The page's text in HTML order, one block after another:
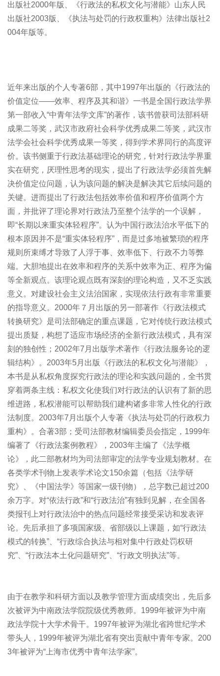
出版社2000年版、《行政法的私权文化与潜能》山东人民
出版社2003版、《执法与处罚的行政权重构》法律出版社2
004年版等。
近年来出版的个人专著6部，其中1997年出版的《行政法的
价值定位——效率、程序及其和谐》一书是全国行政法学界
第一部收入“中青年法学文库”的著作，该书曾获司法部科研
成果二等奖，武汉市政府社会科学优秀成果二等奖，武汉市
法学会社会科学优秀成果一等奖，得到学术界同行的高度评
价。该书侧重于行政法基础理论的研究，针对行政法学界重
实在研究，厌理性思考的现实，提出了行政法学必须首先解
决价值定位问题，认为该问题的解决是解决其它后续问题的
关键。进而提出了行政法包括效率价值和程序价值两个方
面，并批评了理论界对行政法乃至整个法学的一个误解，
即“长期以来重实体轻程序”。认为中国行政法治水平低下的
根本原因并不是“重实体轻程序”，而是过多地被繁琐的程序
规则所束缚才导致了人浮于事、效率低下、行政不力等弊
端。大胆地提出在效率和程序的关系中效率为正、程序为偏
等全新观点。该理论观点既有深刻的理论构造，又不乏实践
意义。对建设社会主义法治国家，实现依法行政有非常重要
的指导意义。2000年７月出版的另一部著作《行政法模式
转换研究》是司法部确定的重点课题，它对传统行政法模式
提出质疑，构想了适应市场经济的全新行政法模式，具有深
刻的独创性；2002年7月出版学术著作《行政法服务论的逻
辑结构》。2003年5月出版《行政法的私权文化与潜能》，
本书是从私权角度探究行政法的理论和实践问题的，全书贯
穿着两条主线：私权文化使我们对行政法的认识有了新的思
维进路，私权潜能可以帮助我们建构诸多非常人性化的行政
法制度。2003年7月出版个人专著《执法与处罚的行政权力
重构》。合著3部；受司法部教材编辑委员会指定，1999年
编著了《行政法案例教程》，2003年主编了《法学概
论》，此二部教材均为司法部审定的法学专业规划教材。在
各类学术刊物上发表学术论文150余篇（包括《法学研
究》、《中国法学》等国家一级刊物），总字数已超过200
余万字。对“依法行政”和“行政法治”有独到见解，在全国各
类报刊上对行政法治中的热点问题经常接受采访和发表评
论。先后承担了多项国家级、省部级以上课题，如“行政法
模式的转换”、“行政综合执法与相对集中行政处罚权研
究”、“行政法本土化问题研究”、“行政文明执法”等。
由于在教学和科研方面以及教学管理方面成绩突出，先后多
次被评为中南政法学院院级优秀教师。1999年被评为中南
政法学院十大学术骨干。1997年被评为湖北省跨世纪学术
带头人，1999年被评为湖北省有突出贡献中青年专家。200
3年被评为“上海市优秀中青年法学家”。